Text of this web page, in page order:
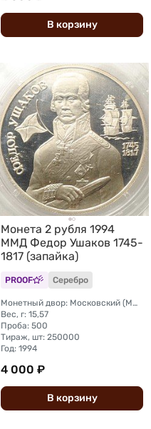
В корзину
Монета 2 рубля 1994
ММД Федор Ушаков 1745-
1817 (запайка)
PROOF Серебро
Монетный двор: Московский (ММД)
Вес, г: 15,57
Проба: 500
Тираж, шт: 250000
Год: 1994
4 000 ₽
В корзину